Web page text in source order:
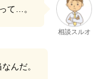
て…。
相談スルオ
んだ。